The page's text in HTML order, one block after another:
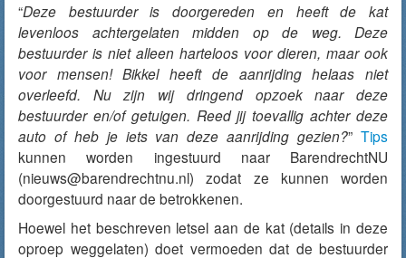
“Deze bestuurder is doorgereden en heeft de kat
levenloos achtergelaten midden op de weg. Deze
bestuurder is niet alleen harteloos voor dieren, maar ook
voor mensen! Bikkel heeft de aanrijding helaas niet
overleefd. Nu zijn wij dringend opzoek naar deze
bestuurder en/of getuigen. Reed jij toevallig achter deze
auto of heb je iets van deze aanrijding gezien?”Tips
kunnen worden ingestuurd naar BarendrechtNU
(nieuws@barendrechtnu.nl) zodat ze kunnen worden
doorgestuurd naar de betrokkenen.
Hoewel het beschreven letsel aan de kat (details in deze
oproep weggelaten) doet vermoeden dat de bestuurder